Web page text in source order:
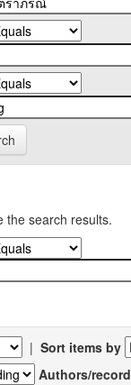
the search results.
| Sort items by
Authors/record